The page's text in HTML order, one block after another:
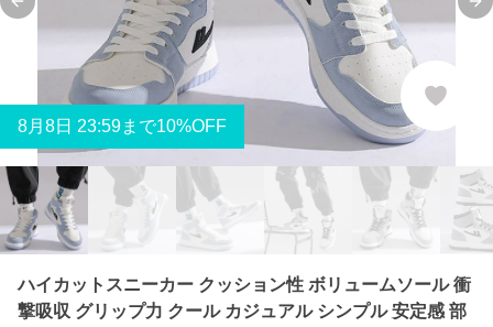
Previous slide
8月 8日 23:59まで10%OFF
ハイカットスニーカー クッション性 ボリュームソール 衝
撃吸収 グリップ力 クール カジュアル シンプル 安定感 部